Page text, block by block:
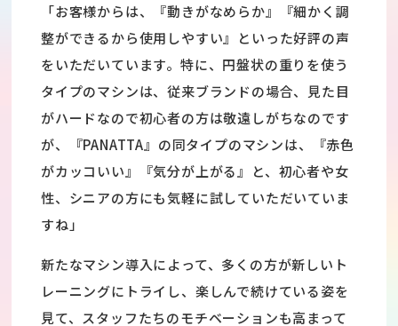
「お客様からは、『動きがなめらか』『細かく調
整ができるから使用しやすい』といった好評の声
をいただいています。特に、円盤状の重りを使う
タイプのマシンは、従来ブランドの場合、見た目
がハードなので初心者の方は敬遠しがちなのです
が、『PANATTA』の同タイプのマシンは、『赤色
がカッコいい』『気分が上がる』と、初心者や女
性、シニアの方にも気軽に試していただいていま
すね」
新たなマシン導入によって、多くの方が新しいト
レーニングにトライし、楽しんで続けている姿を
見て、スタッフたちのモチベーションも高まって